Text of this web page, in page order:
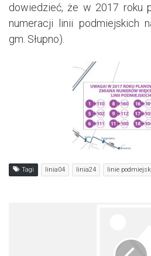
dowiedzieć, że w 2017 roku
numeracji linii podmiejskich
gm. Słupno).
Tagi linia04 linia24 linie